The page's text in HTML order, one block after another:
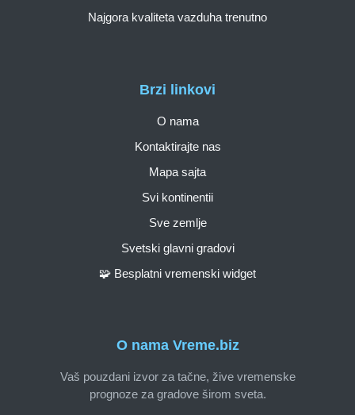
O nama Vreme.biz
Vaš pouzdani izvor za tačne, žive vremenske
prognoze za gradove širom sveta.
Brzi linkovi
O nama
Kontaktirajte nas
Mapa sajta
Svi kontinentii
Sve zemlje
Svetski glavni gradovi
🧩 Besplatni vremenski widget
Najgora kvaliteta vazduha trenutno